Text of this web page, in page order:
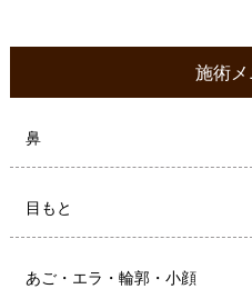
施術
鼻
目もと
あご・エラ・輪郭・小顔